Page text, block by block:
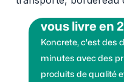
vous livre en
Koncrete, c'est des
minutes avec des
produits de qualité